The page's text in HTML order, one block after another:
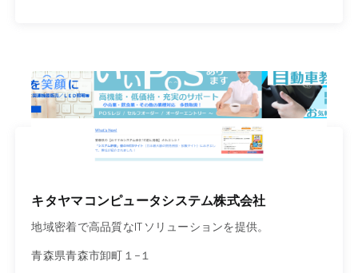
キタヤマコンピュータシステム株式会社
地域密着で高品質なITソリューションを提供。
青森県青森市卸町１−１